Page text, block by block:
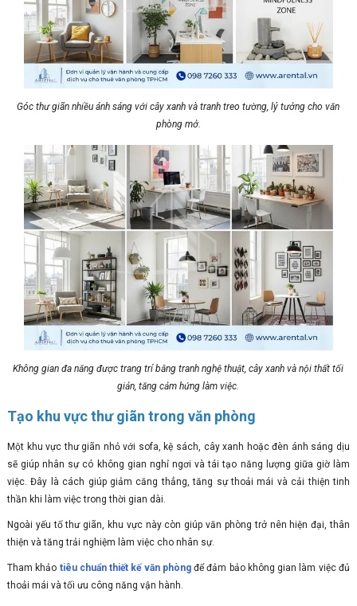
Góc thư giãn nhiều ánh sáng với cây xanh và tranh treo tường, lý tưởng cho văn
phòng mở.
Không gian đa năng được trang trí bằng tranh nghệ thuật, cây xanh và nội thất tối
giản, tăng cảm hứng làm việc.
Tạo khu vực thư giãn trong văn phòng
Một khu vực thư giãn nhỏ với sofa, kệ sách, cây xanh hoặc đèn ánh sáng dịu
sẽ giúp nhân sự có không gian nghỉ ngơi và tái tạo năng lượng giữa giờ làm
việc. Đây là cách giúp giảm căng thẳng, tăng sự thoải mái và cải thiện tinh
thần khi làm việc trong thời gian dài.
Ngoài yếu tố thư giãn, khu vực này còn giúp văn phòng trở nên hiện đại, thân
thiện và tăng trải nghiệm làm việc cho nhân sự.
Tham khảo tiêu chuẩn thiết kế văn phòngđể đảm bảo không gian làm việc đủ
thoải mái và tối ưu công năng vận hành.